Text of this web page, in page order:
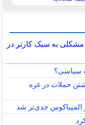
به سبک کارتر در
سیاسی؟
حملات در غزه
المپیاکوس جدی‌تر شد